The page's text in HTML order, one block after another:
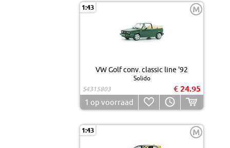
1:43 M
VW Golf conv. classic line '92
Solido
S4315803
€ 24.95
1 op voorraad
1:43 M